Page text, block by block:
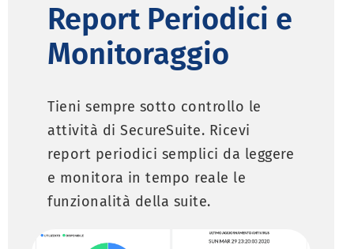
Report Periodici e
Monitoraggio
Tieni sempre sotto controllo le
attività di SecureSuite. Ricevi
report periodici semplici da leggere
e monitora in tempo reale le
funzionalità della suite.